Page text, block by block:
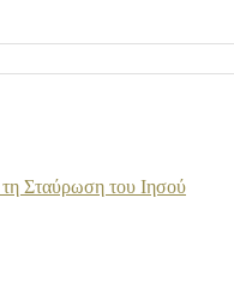
Σταύρωση του Ιησού